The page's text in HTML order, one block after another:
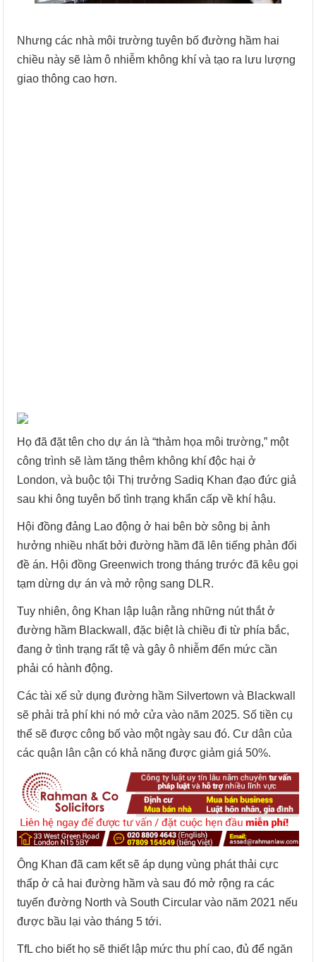
Nhưng các nhà môi trường tuyên bố đường hầm hai
chiều này sẽ làm ô nhiễm không khí và tạo ra lưu lượng
giao thông cao hơn.
Họ đã đặt tên cho dự án là “thảm họa môi trường,” một
công trình sẽ làm tăng thêm không khí độc hại ở
London, và buộc tội Thị trưởng Sadiq Khan đạo đức giả
sau khi ông tuyên bố tình trạng khẩn cấp về khí hậu.
Hội đồng đảng Lao động ở hai bên bờ sông bị ảnh
hưởng nhiều nhất bởi đường hầm đã lên tiếng phản đối
đề án. Hội đồng Greenwich trong tháng trước đã kêu gọi
tạm dừng dự án và mở rộng sang DLR.
Tuy nhiên, ông Khan lập luận rằng những nút thắt ở
đường hầm Blackwall, đặc biệt là chiều đi từ phía bắc,
đang ở tình trạng rất tệ và gây ô nhiễm đến mức cần
phải có hành động.
Các tài xế sử dụng đường hầm Silvertown và Blackwall
sẽ phải trả phí khi nó mở cửa vào năm 2025. Số tiền cụ
thể sẽ được công bố vào một ngày sau đó. Cư dân của
các quận lân cận có khả năng được giảm giá 50%.
Ông Khan đã cam kết sẽ áp dụng vùng phát thải cực
thấp ở cả hai đường hầm và sau đó mở rộng ra các
tuyến đường North và South Circular vào năm 2021 nếu
được bầu lại vào tháng 5 tới.
TfL cho biết họ sẽ thiết lập mức thu phí cao, đủ để ngăn